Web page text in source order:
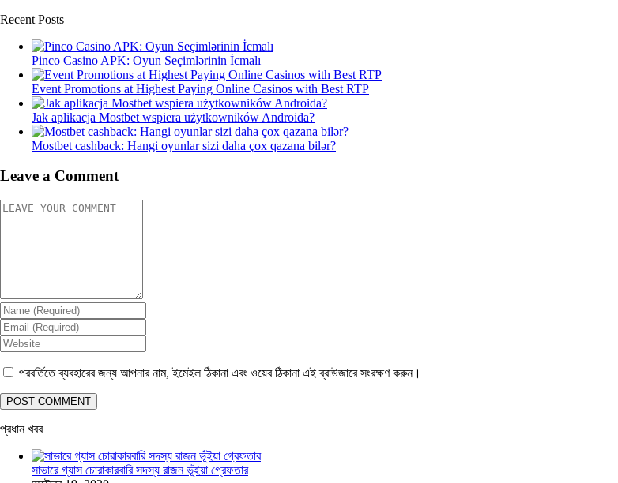
Recent Posts
Pinco Casino APK: Oyun Seçimlərinin İcmalı
Event Promotions at Highest Paying Online Casinos with Best RTP
Jak aplikacja Mostbet wspiera użytkowników Androida?
Mostbet cashback: Hangi oyunlar sizi daha çox qazana bilər?
Leave a Comment
পরবর্তিতে ব্যবহারের জন্য আপনার নাম, ইমেইল ঠিকানা এবং ওয়েব ঠিকানা এই ব্রাউজারে সংরক্ষণ করুন।
প্রধান খবর
সাভারে গ্যাস চোরাকারবারি সদস্য রাজন ভূঁইয়া গ্রেফতার